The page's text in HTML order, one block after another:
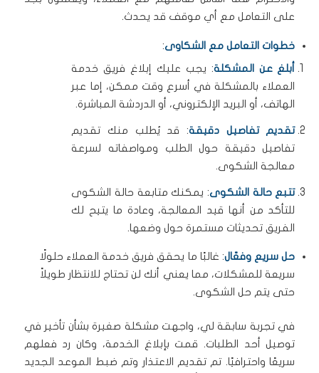
على التعامل مع أي موقف قد يحدث.
خطوات التعامل مع الشكاوى:
أبلغ عن المشكلة: يجب عليك إبلاغ فريق خدمة
العملاء بالمشكلة في أسرع وقت ممكن، إما عبر
الهاتف، أو البريد الإلكتروني، أو الدردشة المباشرة.
تقديم تفاصيل دقيقة: قد يُطلب منك تقديم
تفاصيل دقيقة حول الطلب ومواصفاته لسرعة
معالجة الشكوى.
تتبع حالة الشكوى: يمكنك متابعة حالة الشكوى
للتأكد من أنها قيد المعالجة، وعادة ما يتيح لك
الفريق تحديثات مستمرة حول وضعها.
حل سريع وفعّال: غالبًا ما يحقق فريق خدمة العملاء حلولًا
سريعة للمشكلات، مما يعني أنك لن تحتاج للانتظار طويلاً
حتى يتم حل الشكوى.
في تجربة سابقة لي، واجهت مشكلة صغيرة بشأن تأخير في
توصيل أحد الطلبات. قمت بإبلاغ الخدمة، وكان رد فعلهم
سريعًا واحترافيًا. تم تقديم الاعتذار وتم ضبط الموعد الجديد